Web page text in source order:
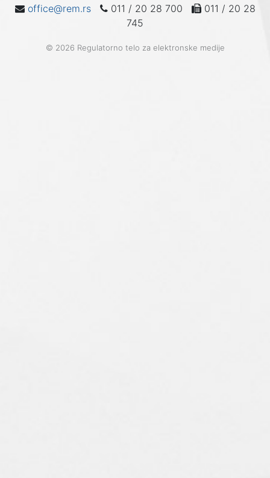
office@rem.rs 011 / 20 28 700
011 / 20 28
745
© 2026 Regulatorno telo za elektronske medije